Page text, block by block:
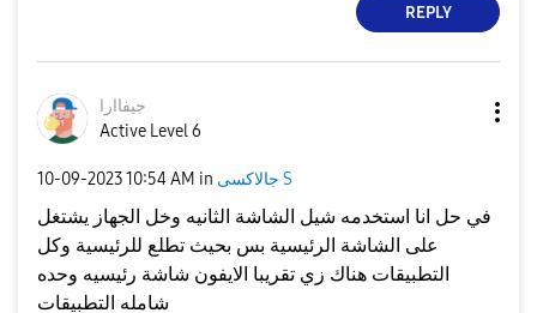
REPLY
جيفاارا
Active Level 6
‎10-09-202310:54 AM in جالاكسى S
في حل انا استخدمه شيل الشاشة الثانيه وخل الجهاز يشتغل
على الشاشة الرئيسية بس بحيث تطلع للرئيسية وكل
التطبيقات هناك زي تقريبا الايفون شاشة رئيسيه وحده
شامله التطبيقات